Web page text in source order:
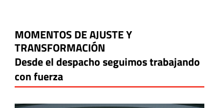
MOMENTOS DE AJUSTE Y
TRANSFORMACIÓN
Desde el despacho seguimos trabajando
con fuerza